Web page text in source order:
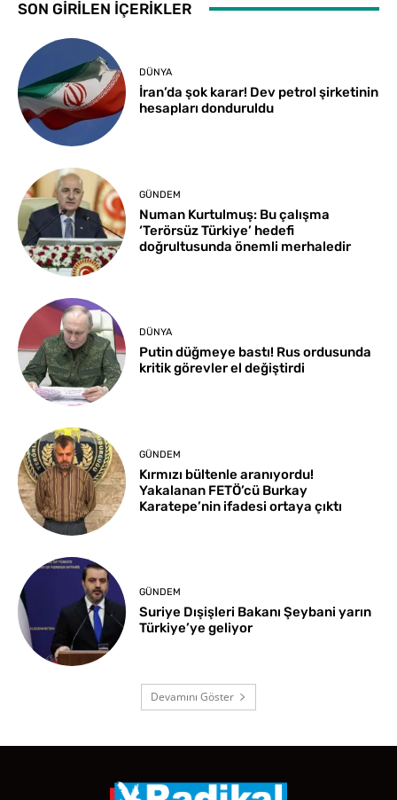
SON GİRİLEN İÇERİKLER
DÜNYA
İran’da şok karar! Dev petrol şirketinin
hesapları donduruldu
GÜNDEM
Numan Kurtulmuş: Bu çalışma
‘Terörsüz Türkiye’ hedefi
doğrultusunda önemli merhaledir
DÜNYA
Putin düğmeye bastı! Rus ordusunda
kritik görevler el değiştirdi
GÜNDEM
Kırmızı bültenle aranıyordu!
Yakalanan FETÖ’cü Burkay
Karatepe’nin ifadesi ortaya çıktı
GÜNDEM
Suriye Dışişleri Bakanı Şeybani yarın
Türkiye’ye geliyor
Devamını Göster